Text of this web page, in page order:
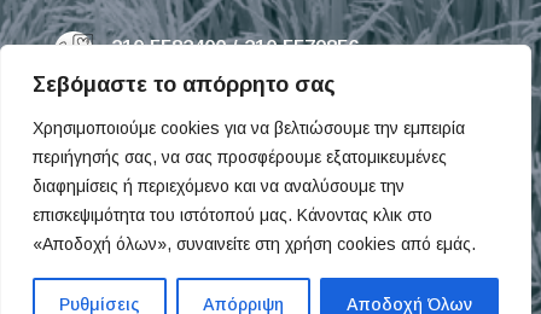
Σεβόμαστε το απόρρητο σας
Χρησιμοποιούμε cookies για να βελτιώσουμε την εμπειρία
περιήγησής σας, να σας προσφέρουμε εξατομικευμένες
διαφημίσεις ή περιεχόμενο και να αναλύσουμε την
επισκεψιμότητα του ιστότοπού μας. Κάνοντας κλικ στο
«Αποδοχή όλων», συναινείτε στη χρήση cookies από εμάς.
Ρυθμίσεις Απόρριψη Αποδοχή Όλων
210 5582400 / 210 5579856
info@omega.com.gr
Ευκαιρίες Καριέρας